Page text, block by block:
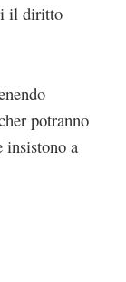
il diritto
potranno
insistono a